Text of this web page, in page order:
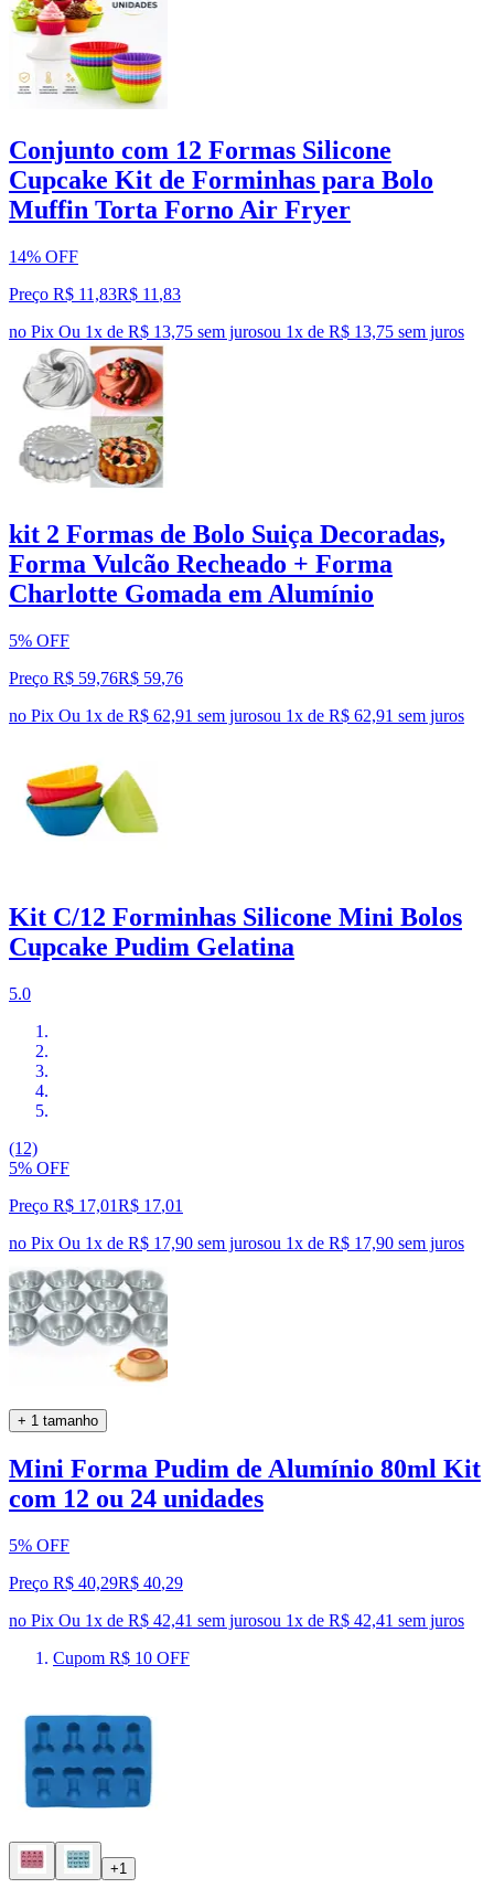
Conjunto com 12 Formas Silicone
Cupcake Kit de Forminhas para Bolo
Muffin Torta Forno Air Fryer
14% OFF
Preço R$ 11,83R$ 11 ,83
no Pix Ou 1x de R$ 13,75 sem jurosou 1x de R$ 13,75 sem juros
kit 2 Formas de Bolo Suiça Decoradas,
Forma Vulcão Recheado + Forma
Charlotte Gomada em Alumínio
5% OFF
Preço R$ 59,76R$ 59,76
no Pix Ou 1x de R$ 62,91 sem jurosou 1x de R$ 62,91 sem juros
Kit C/12 Forminhas Silicone Mini Bolos
Cupcake Pudim Gelatina
5.0
(12)
5% OFF
Preço R$ 17,01R$ 17,01
no Pix Ou 1x de R$ 17,90 sem jurosou 1x de R$ 17,90 sem juros
+ 1 tamanho
Mini Forma Pudim de Alumínio 80ml Kit
com 12 ou 24 unidades
5% OFF
Preço R$ 40,29R$ 40,29
no Pix Ou 1x de R$ 42,41 sem jurosou 1x de R$ 42,41 sem juros
Cupom R$ 10 OFF
+1